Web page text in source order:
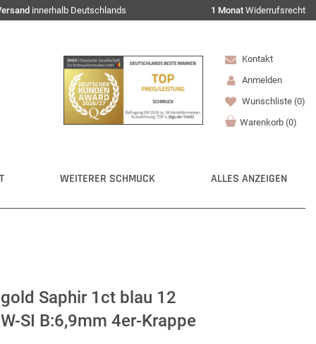
innerhalb Deutschlands 1 Monat Widerrufsrecht
Kontakt
Anmelden
Wunschliste (0)
Warenkorb (0)
WEITERER SCHMUCK ALLES ANZEIGEN
Saphir 1ct blau 12
SI B:6,9mm 4er-Krappe